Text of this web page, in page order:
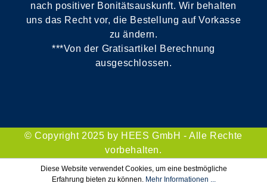
nach positiver Bonitätsauskunft. Wir behalten
uns das Recht vor, die Bestellung auf Vorkasse
zu ändern.
***Von der Gratisartikel Berechnung
ausgeschlossen.
© Copyright 2025 by HEES GmbH - Alle Rechte
vorbehalten.
Diese Website verwendet Cookies, um eine bestmögliche
Erfahrung bieten zu können. Mehr Informationen ...